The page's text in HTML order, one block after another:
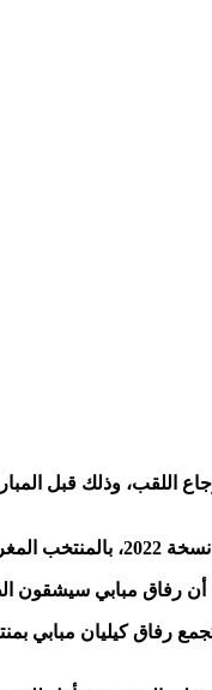
من رُبع الفرنسيين أن بلادهم ستفشل في
رفاق كيليان